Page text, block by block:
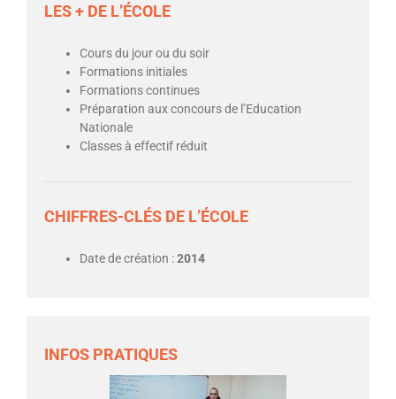
LES + DE L’ÉCOLE
Cours du jour ou du soir
Formations initiales
Formations continues
Préparation aux concours de l’Education
Nationale
Classes à effectif réduit
CHIFFRES-CLÉS DE L’ÉCOLE
Date de création :2014
INFOS PRATIQUES